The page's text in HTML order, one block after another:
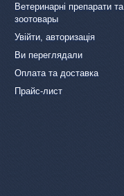
Ветеринарні препарати та
зоотовары
Увійти, авторизація
Ви переглядали
Оплата та доставка
Прайс-лист